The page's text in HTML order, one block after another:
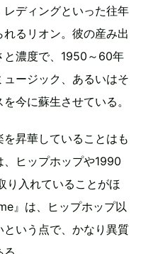
ディングといった往年
るリオン。彼の産み出
と濃度で、1950～60年
ージック、あるいはそ
今に蘇生させている。
昇華していることはも
ヒップホップや1990
り入れていることがほ
』は、ヒップホップ以
いう点で、かなり異質